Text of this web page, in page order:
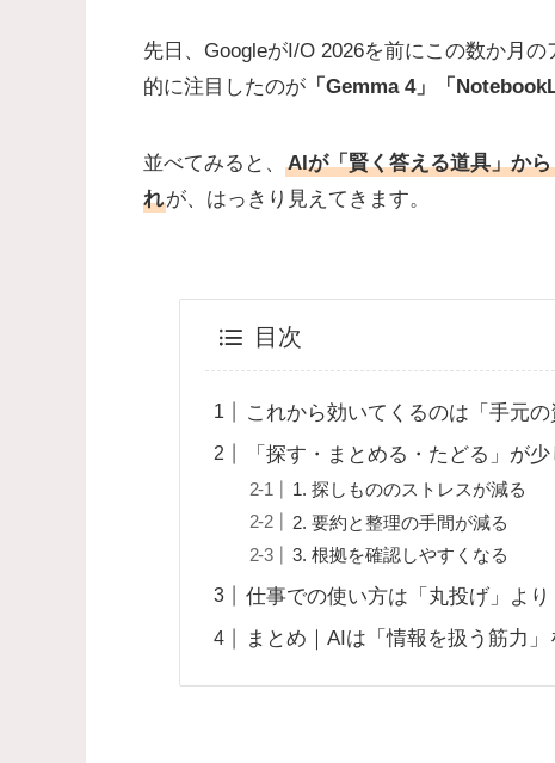
先日、GoogleがI/O 2026を前にこの数か月
的に注目したのが 「Gemma 4」「
並べてみると、
AIが「賢く答える道具」か
れが、はっきり見えてきます。
目次
これから効いてくるのは「手元
「探す・まとめる・たどる」が
1. 探しもののストレスが減る
2. 要約と整理の手間が減る
3. 根拠を確認しやすくなる
仕事での使い方は「丸投げ」より
まとめ｜AIは「情報を扱う筋力